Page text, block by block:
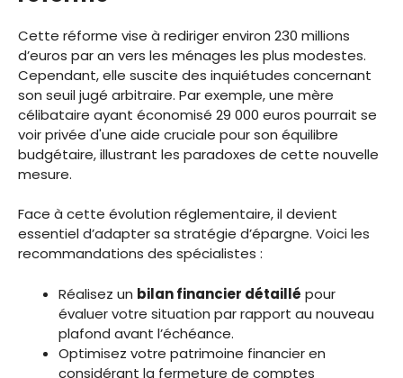
Cette réforme vise à rediriger environ 230 millions
d’euros par an vers les ménages les plus modestes.
Cependant, elle suscite des inquiétudes concernant
son seuil jugé arbitraire. Par exemple, une mère
célibataire ayant économisé 29 000 euros pourrait se
voir privée d'une aide cruciale pour son équilibre
budgétaire, illustrant les paradoxes de cette nouvelle
mesure.
Face à cette évolution réglementaire, il devient
essentiel d’adapter sa stratégie d’épargne. Voici les
recommandations des spécialistes :
Réalisez un bilan financier détaillé pour
évaluer votre situation par rapport au nouveau
plafond avant l’échéance.
Optimisez votre patrimoine financier en
considérant la fermeture de comptes